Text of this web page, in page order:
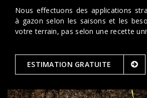
Nous effectuons des applications
à gazon selon les saisons et les
votre terrain, pas selon une recette
ESTIMATION GRATUITE